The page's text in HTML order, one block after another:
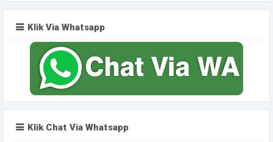
Klik Via Whatsapp
Klik Chat Via Whatsapp